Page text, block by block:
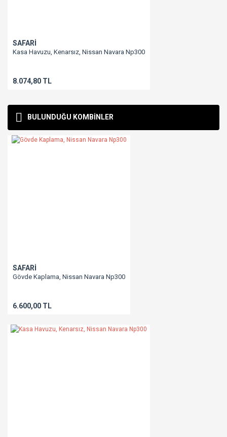
SAFARİ
Kasa Havuzu, Kenarsız, Nissan Navara Np300
8.074,80 TL
BULUNDUĞU KOMBİNLER
SAFARİ
Gövde Kaplama, Nissan Navara Np300
6.600,00 TL